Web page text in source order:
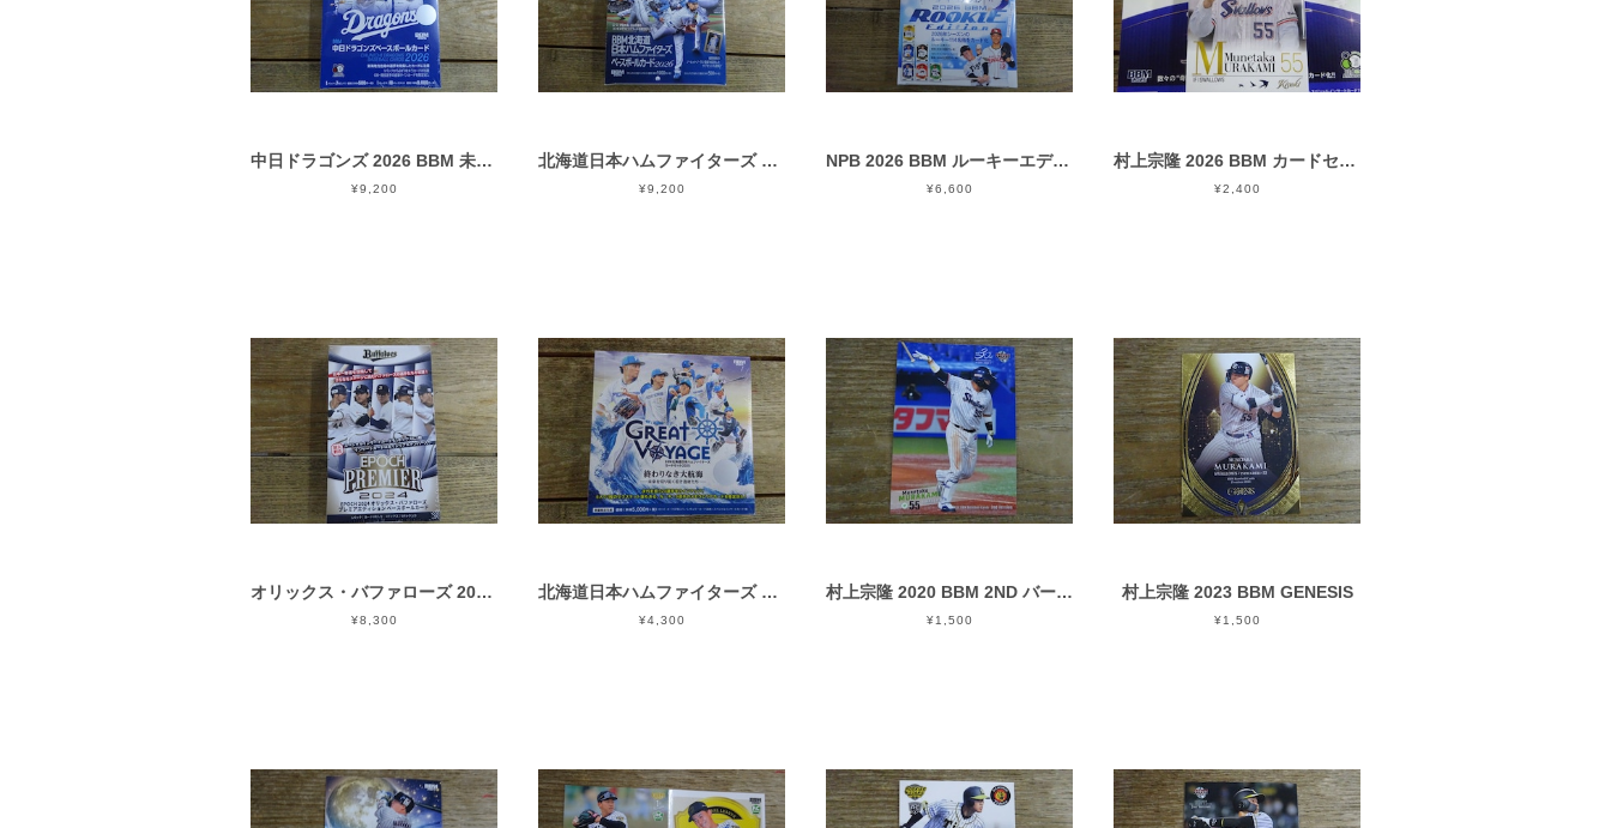
中日ドラゴンズ 2026 BBM 未開封 BOX
¥9,200
北海道日本ハムファイターズ 2026 BBM 未開封 BOX
¥9,200
NPB 2026 BBM ルーキーエディション 未開封 BOX
¥6,600
村上宗隆 2026 BBM カードセット KISEKI (開封済) レギュラーカード 36枚
¥2,400
オリックス・バファローズ 2024 EPOCH PREMIER EDITION 未開封 BOX
¥8,300
北海道日本ハムファイターズ カードセット 2025 BBM 未開封 BOX
¥4,300
村上宗隆 2020 BBM 2ND バージョン
¥1,500
村上宗隆 2023 BBM GENESIS
¥1,500